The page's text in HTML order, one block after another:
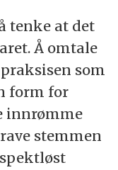
tenke at det
Å omtale
som
form for
innrømme
stemmen